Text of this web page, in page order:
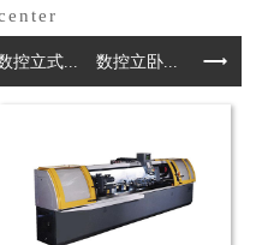
控⽴式... 数控立卧... 三轴系